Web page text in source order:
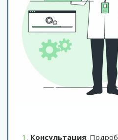
Консультация: